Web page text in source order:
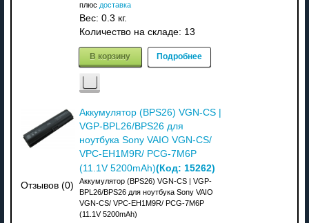
плюс доставка
Вес: 0.3 кг.
Количество на складе: 13
В корзину Подробнее
Отзывов (0)
Аккумулятор (BPS26) VGN-CS |
VGP-BPL26/BPS26 для
ноутбука Sony VAIO VGN-CS/
VPC-EH1M9R/ PCG-7M6P
(11.1V 5200mAh)(Код: 15262)
Аккумулятор (BPS26) VGN-CS | VGP-
BPL26/BPS26 для ноутбука Sony VAIO
VGN-CS/ VPC-EH1M9R/ PCG-7M6P
(11.1V 5200mAh)